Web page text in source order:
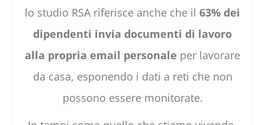
lo studio RSA riferisce anche che il 63% dei
dipendenti invia documenti di lavoro
alla propria email personale per lavorare
da casa, esponendo i dati a reti che non
possono essere monitorate.